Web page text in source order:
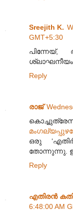
Sreejith K.
GMT+5:30
പിന്നേയ്,
Reply
രാജ്
ഒരു
തോന്നുന്നു.
Reply
എതിരന്‍
6:48:00 AM